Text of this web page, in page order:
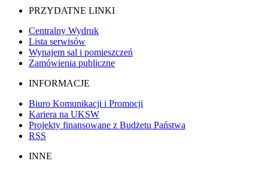
PRZYDATNE LINKI
Centralny Wydruk
Lista serwisów
Wynajem sal i pomieszczeń
Zamówienia publiczne
INFORMACJE
Biuro Komunikacji i Promocji
Kariera na UKSW
Projekty finansowane z Budżetu Państwa
RSS
INNE